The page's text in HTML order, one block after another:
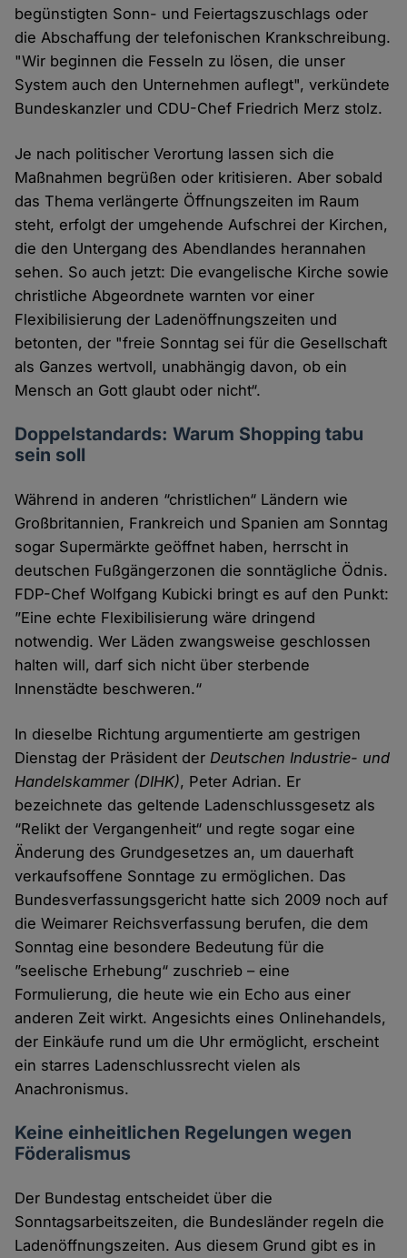
begünstigten Sonn- und Feiertagszuschlags oder
die Abschaffung der telefonischen Krankschreibung.
"Wir beginnen die Fesseln zu lösen, die unser
System auch den Unternehmen auflegt", verkündete
Bundeskanzler und CDU-Chef Friedrich Merz stolz.
Je nach politischer Verortung lassen sich die
Maßnahmen begrüßen oder kritisieren. Aber sobald
das Thema verlängerte Öffnungszeiten im Raum
steht, erfolgt der umgehende Aufschrei der Kirchen,
die den Untergang des Abendlandes herannahen
sehen. So auch jetzt: Die evangelische Kirche sowie
christliche Abgeordnete warnten vor einer
Flexibilisierung der Ladenöffnungszeiten und
betonten, der "freie Sonntag sei für die Gesellschaft
als Ganzes wertvoll, unabhängig davon, ob ein
Mensch an Gott glaubt oder nicht“.
Doppelstandards: Warum Shopping tabu
sein soll
Während in anderen “christlichen“ Ländern wie
Großbritannien, Frankreich und Spanien am Sonntag
sogar Supermärkte geöffnet haben, herrscht in
deutschen Fußgängerzonen die sonntägliche Ödnis.
FDP-Chef Wolfgang Kubicki bringt es auf den Punkt:
”Eine echte Flexibilisierung wäre dringend
notwendig. Wer Läden zwangsweise geschlossen
halten will, darf sich nicht über sterbende
Innenstädte beschweren.“
In dieselbe Richtung argumentierte am gestrigen
Dienstag der Präsident der Deutschen Industrie- und
Handelskammer (DIHK), Peter Adrian. Er
bezeichnete das geltende Ladenschlussgesetz als
“Relikt der Vergangenheit“ und regte sogar eine
Änderung des Grundgesetzes an, um dauerhaft
verkaufsoffene Sonntage zu ermöglichen. Das
Bundesverfassungsgericht hatte sich 2009 noch auf
die Weimarer Reichsverfassung berufen, die dem
Sonntag eine besondere Bedeutung für die
”seelische Erhebung“ zuschrieb – eine
Formulierung, die heute wie ein Echo aus einer
anderen Zeit wirkt. Angesichts eines Onlinehandels,
der Einkäufe rund um die Uhr ermöglicht, erscheint
ein starres Ladenschlussrecht vielen als
Anachronismus.
Keine einheitlichen Regelungen wegen
Föderalismus
Der Bundestag entscheidet über die
Sonntagsarbeitszeiten, die Bundesländer regeln die
Ladenöffnungszeiten. Aus diesem Grund gibt es in